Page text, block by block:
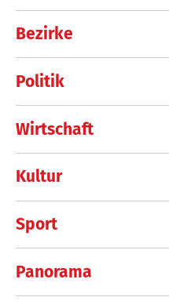
Bezirke
Politik
Wirtschaft
Kultur
Sport
Panorama